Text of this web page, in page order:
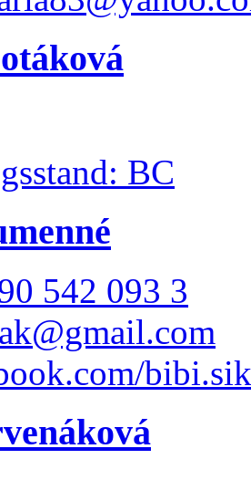
BC
542 093 3